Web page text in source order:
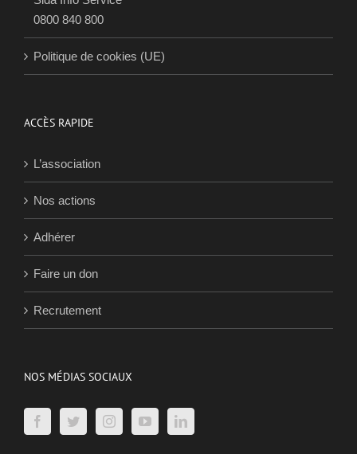
0800 840 800
Politique de cookies (UE)
ACCÈS RAPIDE
L’association
Nos actions
Adhérer
Faire un don
Recrutement
NOS MÉDIAS SOCIAUX